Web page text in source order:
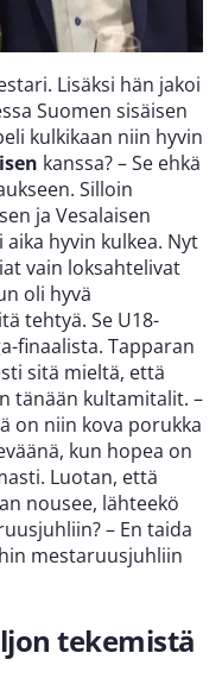
Lisäksi hän jakoi
Suomen sisäisen
kulkikaan niin hyvin
kanssa? – Se ehkä
Silloin
ja Vesalaisen
aika hyvin kulkea. Nyt
vain loksahtelivat
oli hyvä
tehtyä. Se U18-
finaalista. Tapparan
sitä mieltä, että
tänään kultamitalit. –
on niin kova porukka
kun hopea on
Luotan, että
nousee, lähteekö
– En taida
mestaruusjuhliin
tekemistä